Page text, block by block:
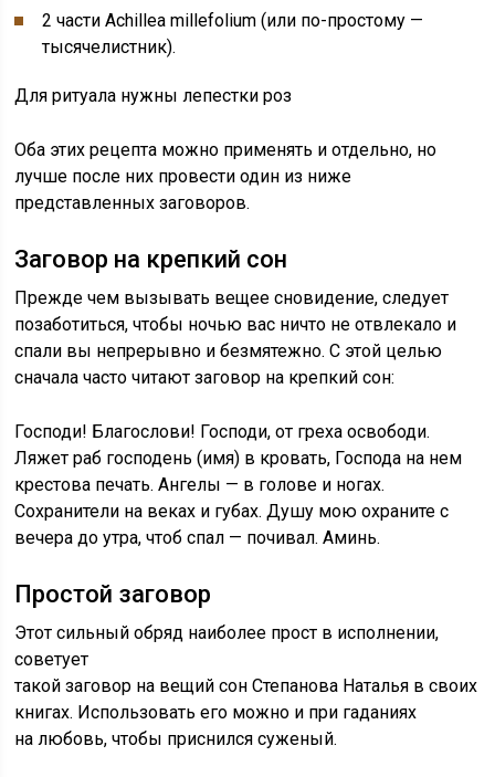
2 части Achillea millefolium (или по-простому —
тысячелистник).
Для ритуала нужны лепестки роз
Оба этих рецепта можно применять и отдельно, но
лучше после них провести один из ниже
представленных заговоров.
Заговор на крепкий сон
Прежде чем вызывать вещее сновидение, следует
позаботиться, чтобы ночью вас ничто не отвлекало и
спали вы непрерывно и безмятежно. С этой целью
сначала часто читают заговор на крепкий сон:
Господи! Благослови! Господи, от греха освободи.
Ляжет раб господень (имя) в кровать, Господа на нем
крестова печать. Ангелы — в голове и ногах.
Сохранители на веках и губах. Душу мою охраните с
вечера до утра, чтоб спал — почивал. Аминь.
Простой заговор
Этот сильный обряд наиболее прост в исполнении,
советует
такой заговор на вещий сон Степанова Наталья в своих
книгах. Использовать его можно и при гаданиях
на любовь, чтобы приснился суженый.